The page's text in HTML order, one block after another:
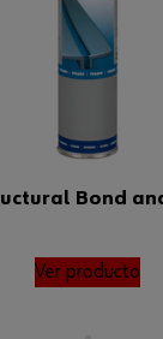
Bond
Ver producto